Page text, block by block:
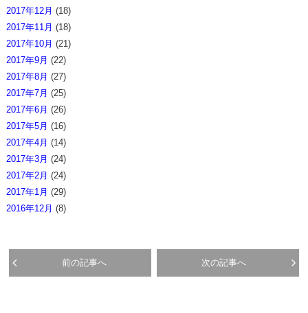
2017年12月 (18)
2017年11月 (18)
2017年10月 (21)
2017年9月 (22)
2017年8月 (27)
2017年7月 (25)
2017年6月 (26)
2017年5月 (16)
2017年4月 (14)
2017年3月 (24)
2017年2月 (24)
2017年1月 (29)
2016年12月 (8)
前の記事へ 次の記事へ